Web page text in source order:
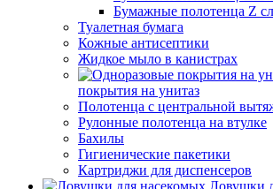
Бумажные полотенца Z
Туалетная бумага
Кожные антисептики
Жидкое мыло в канистрах
покрытия на унитаз
Полотенца с центральной
Рулонные полотенца на втулке
Бахилы
Гигиенические пакетики
Картриджи для диспенсеров
Ловушки